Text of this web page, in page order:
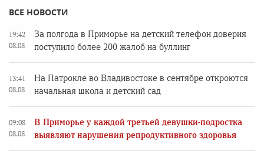
ВСЕ НОВОСТИ
19:42
08.08
За полгода в Приморье на детский телефон доверия
поступило более 200 жалоб на буллинг
13:41
08.08
На Патрокле во Владивостоке в сентябре откроются
начальная школа и детский сад
09:08
08.08
В Приморье у каждой третьей девушки-подростка
выявляют нарушения репродуктивного здоровья